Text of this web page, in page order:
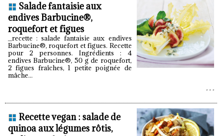
Salade fantaisie aux
endives Barbucine®,
roquefort et figues
_recette : salade fantaisie aux endives
Barbucine®, roquefort et figues. Recette
pour 2 personnes. Ingrédients : 4
endives Barbucine®, 50 g de roquefort,
2 figues fraîches, 1 petite poignée de
mâche...
Recette vegan : salade de
quinoa aux légumes rôtis,